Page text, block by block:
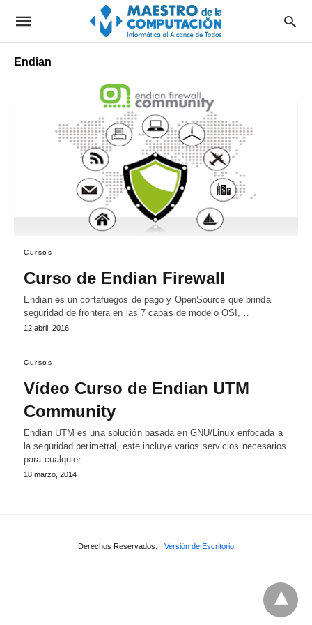
Endian
Cursos
Curso de Endian Firewall
Endian es un cortafuegos de pago y OpenSource que brinda
seguridad de frontera en las 7 capas de modelo OSI,…
12 abril, 2016
Cursos
Vídeo Curso de Endian UTM
Community
Endian UTM es una solución basada en GNU/Linux enfocada a
la seguridad perimetral, este incluye varios servicios necesarios
para cualquier…
18 marzo, 2014
Derechos Reservados. Versión de Escritorio